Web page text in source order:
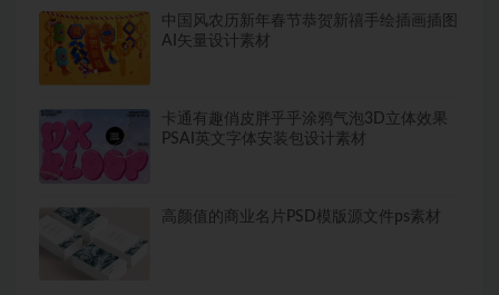
中国风农历新年春节恭贺新禧手绘插画插图
AI矢量设计素材
卡通有趣俏皮胖乎乎涂鸦气泡3D立体效果
PSAI英文字体安装包设计素材
高颜值的商业名片PSD模版源文件ps素材